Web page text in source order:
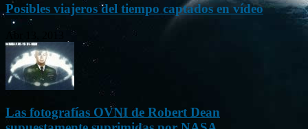
Posibles viajeros del tiempo captados en vídeo
Abr 13, 2013
Las fotografías OVNI de Robert Dean